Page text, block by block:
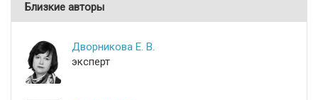
Близкие авторы
Дворникова Е. В.
эксперт